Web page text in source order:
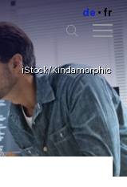
de fr
iStock/Kindamorphic